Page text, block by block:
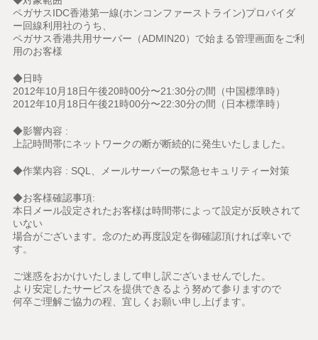
ペガサスIDC香港第一線(ホンコンファーストライン)プロバイダ
ー回線利用社のうち、
ペガサス香港共用サーバー（ADMIN20）で始まる管理画面をご利
用のお客様
◆日時
2012年10月18日午後20時00分〜21:30分の間（中国標準時）
2012年10月18日午後21時00分〜22:30分の間（日本標準時）
◆影響内容 :
上記時間帯にネットワークの断が断続的に発生いたしました。
◆作業内容 : SQL、メールサーバーの緊急セキュリティー対策
◆お客様確認事項:
本日メール設定されたお客様は時間帯によって設定が反映されて
いない
場合がございます。念のため再度設定を御確認頂ければ幸いで
す。
ご迷惑をおかけいたしまして申し訳ございませんでした。
より安定したサービスを提供できるよう努めて参りますので
何卒ご理解ご協力の程、宜しくお願い申し上げます。